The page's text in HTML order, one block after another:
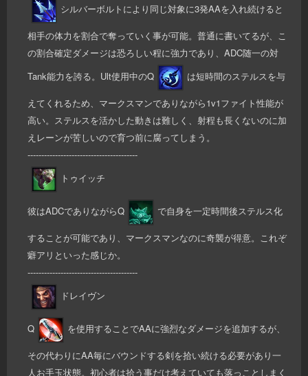
シルバーボルトにより同じ対象に3発AAを入れ続けると
相手の体力を割合で奪っていく事が可能。普通に書いてるが、こ
の割合確定ダメージは恐ろしい程に強力であり、ADC随一の対
Tank能力を誇る。Ult使用中のQ
は短時間のステルスを与
えてくれるため、マークスマンでありながら1v1ファイト性能が
高い。ステルスを活かした動きは難しく、射程も長くないのに加
えレーンが苦しいので育つ前に腐ってしまう。
----------------------------------------
トゥイッチ
彼はADCでありながらQ で自身を一定時間後ステルス化
することが可能であり、マークスマンなのに奇襲が得意。これぞ
癖アリといった感じか。
----------------------------------------
ドレイヴン
Q を使用することでAAに強烈なダメージを追加するが、
その代わりにAA毎にバウンドする剣を拾い続ける必要があり一
人お手玉状態。初心者は拾う事だけ考えていても落っことしまく